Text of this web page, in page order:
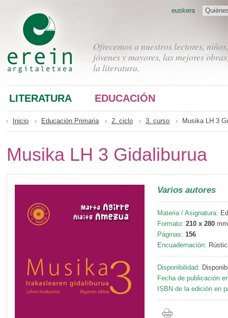
Ofrecemos a nuestros lectores, niños,
jóvenes y mayores, las mejores
la literatura.
euskera
LITERATURA EDUCACIÓN
Inicio Educación Primaria 2. ciclo 3. curso Musika LH 3
Musika LH 3 Gidaliburua
Varios autores
Materia / Asignatura:
Formato: 210 x 280 mm
Páginas: 156
Encuadernación:
Disponibilidad:
Fecha de publicación
ISBN de la edición en